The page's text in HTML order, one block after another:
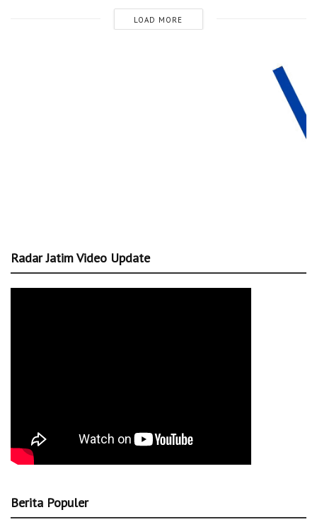
LOAD MORE
Radar Jatim Video Update
Berita Populer